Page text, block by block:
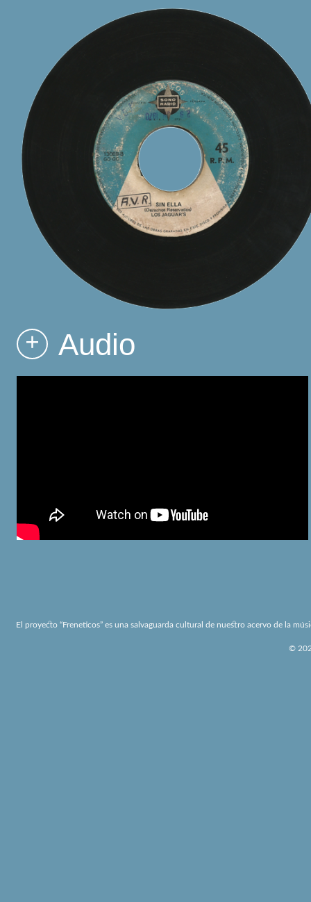
+ Audio
El proyecto “Freneticos” es una salvaguarda cultural de nuestro acervo de la
©